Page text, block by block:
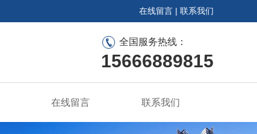
在线留言 | 联系我们
全国服务热线：
15666889815
在线留言 联系我们